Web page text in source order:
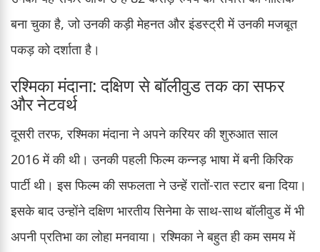
बना चुका है, जो उनकी कड़ी मेहनत और इंडस्ट्री में उनकी मजबूत
पकड़ को दर्शाता है।
रश्मिका मंदाना: दक्षिण से बॉलीवुड तक का सफर
और नेटवर्थ
दूसरी तरफ, रश्मिका मंदाना ने अपने करियर की शुरुआत साल
2016 में की थी। उनकी पहली फिल्म कन्नड़ भाषा में बनी किरिक
पार्टी थी। इस फिल्म की सफलता ने उन्हें रातों-रात स्टार बना दिया।
इसके बाद उन्होंने दक्षिण भारतीय सिनेमा के साथ-साथ बॉलीवुड में भी
अपनी प्रतिभा का लोहा मनवाया। रश्मिका ने बहुत ही कम समय में